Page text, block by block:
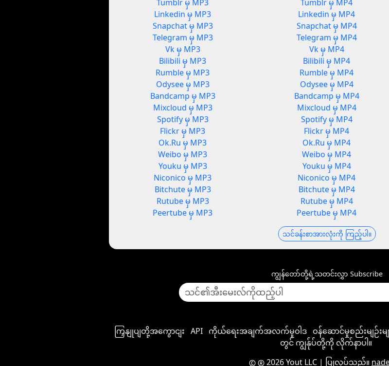
Tumblr မှ MP3
Linkedin မှ MP3
Snapchat မှ MP3
Telegram မှ MP3
Vk မှ MP3
Bilibili မှ MP3
Rumble မှ MP3
Odysee မှ MP3
Bandcamp မှ MP3
Mixcloud မှ MP3
Spotify မှ MP3
Flickr မှ MP3
Ok.Ru မှ MP3
Weibo မှ MP3
Youku မှ MP3
Niconico မှ MP3
Bitchute မှ MP3
Rutube မှ MP3
Peertube မှ MP3
Tumblr မှ MP4
Linkedin မှ MP4
Snapchat မှ MP4
Telegram မှ MP4
Vk မှ MP4
Bilibili မှ MP4
Rumble မှ MP4
Odysee မှ MP4
Bandcamp မှ MP4
Mixcloud မှ MP4
Spotify မှ MP4
Flickr မှ MP4
Ok.Ru မှ MP4
Weibo မှ MP4
Youku မှ MP4
Niconico မှ MP4
Bitchute မှ MP4
Rutube မှ MP4
Peertube မှ MP4
သင်ခန်းစာအားလုံးကို ကြည့်ပါ။
ကျွန်တော်တို့ရဲ့သတင်းလွှာ Subscribe
ကြှနျုပျတို့အကွောငျး API ကိုယ်ရေးအချက်အလက်မူဝါဒ ဝန်ဆောင်မှုစည်းမျဉ်းမျ
တွင် ကျွန်ုပ်တို့ကို လိုက်နာပါ။
2026 Yout LLC | ပြုလုပ်သည်။